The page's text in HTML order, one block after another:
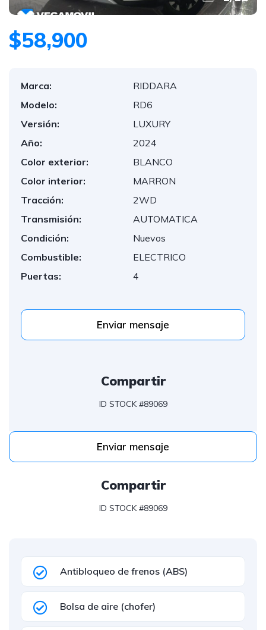
$58,900
Marca:
RIDDARA
Modelo:
RD6
Versión:
LUXURY
Año:
2024
Color exterior:
BLANCO
Color interior:
MARRON
Tracción:
2WD
Transmisión:
AUTOMATICA
Condición:
Nuevos
Combustible:
ELECTRICO
Puertas:
4
Enviar mensaje
Compartir
ID STOCK #89069
Enviar mensaje
Compartir
ID STOCK #89069
Antibloqueo de frenos (ABS)
Bolsa de aire (chofer)